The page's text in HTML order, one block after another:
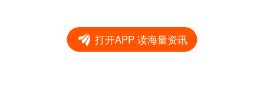
打开APP 读海量资讯